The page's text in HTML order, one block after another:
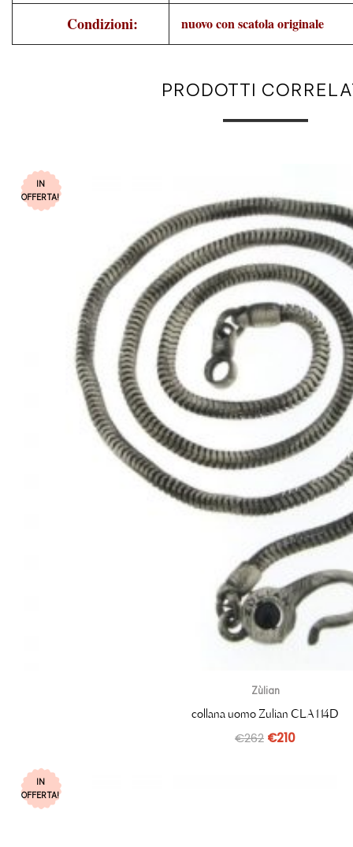
Condizioni: nuovo con scatola originale
PRODOTTI
IN
OFFERTA!
Zùlian
collana uomo Zulian CLA114D
€262 €210
IN
OFFERTA!